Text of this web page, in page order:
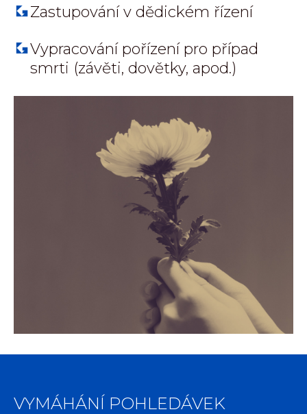
Zastupování v dědickém řízení
Vypracování pořízení pro případ
smrti (závěti, dovětky, apod.)
VYMÁHÁNÍ POHLEDÁVEK